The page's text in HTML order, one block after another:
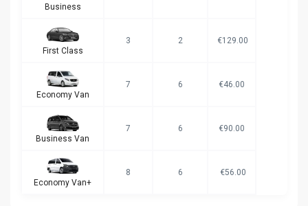
Business
First Class
3 2 €129.00
Economy Van
7 6 €46.00
Business Van
7 6 €90.00
Economy Van+
8 6 €56.00